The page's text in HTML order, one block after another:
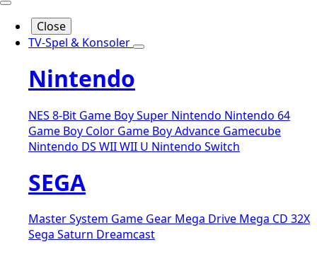
Close
TV-Spel & Konsoler
Nintendo
NES 8-Bit Game BoySuper Nintendo Nintendo 64
Game Boy Color Game Boy Advance Gamecube
Nintendo DS WIIWII U Nintendo Switch
SEGA
Master System Game Gear Mega Drive Mega CD 32X
Sega Saturn Dreamcast